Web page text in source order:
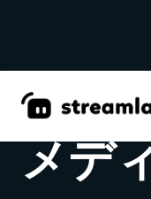
ウィジェット
メデ